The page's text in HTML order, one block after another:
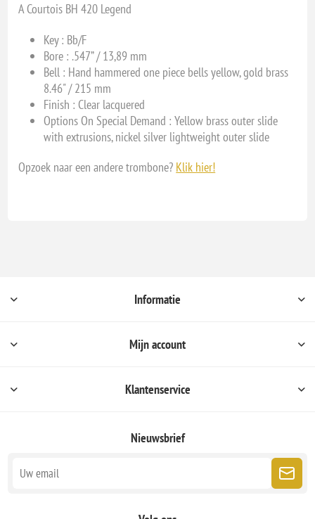
A Courtois BH 420 Legend
Key : Bb/F
Bore : .547” / 13,89 mm
Bell : Hand hammered one piece bells yellow, gold brass
8.46" / 215 mm
Finish :Clear lacquered
Options On Special Demand :Yellow brass outer slide
with extrusions, nickel silver lightweight outer slide
Opzoek naar een andere trombone? Klik hier!
Informatie
Mijn account
Klantenservice
Nieuwsbrief